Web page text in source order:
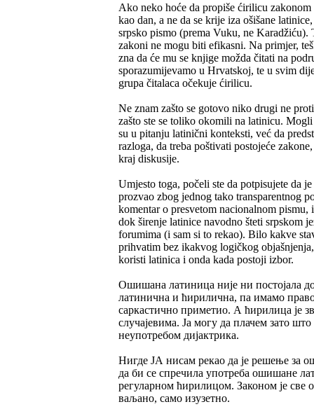
Ako neko hoće da propiše ćirilicu
kao dan, a ne da se krije iza ošišane
srpsko pismo (prema Vuku, ne
zakoni ne mogu biti efikasni. Na primjer,
zna da će mu se knjige možda čitati na
sporazumijevamo u Hrvatskoj, te u svim
grupa čitalaca očekuje ćirilicu.
Ne znam zašto se gotovo niko drugi ne
zašto ste se toliko okomili na latinicu.
su u pitanju latinični konteksti, već da
razloga, da treba poštivati postojeće
kraj diskusije.
Umjesto toga, počeli ste da potpisujete da
prozvao zbog jednog tako transparentnog
komentar o presvetom nacionalnom
dok širenje latinice navodno šteti srpskom
forumima (i sam si to rekao). Bilo kakve
prihvatim bez ikakvog logičkog
koristi latinica i onda kada postoji izbor.
Ошишана латиница није ни постојала
латинична и ћирилична, па имамо
саркастично приметио. А ћирилица је
случајевима. Ја могу да плачем зато
неупотребом дијактрика.
Нигде ЈА нисам рекао да је решење за
да би се спречила употреба ошишане
регуларном ћирилицом. Законом је све
ваљано, само изузетно.